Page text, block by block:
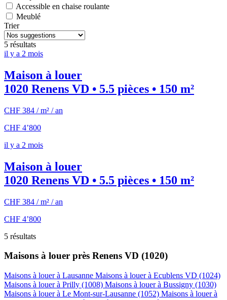
Accessible en chaise roulante
Meublé
Trier
5 résultats
il y a 2 mois
Maison à louer
1020 Renens VD • 5.5 pièces • 150 m²
CHF 384 / m² / an
CHF 4’800
il y a 2 mois
Maison à louer
1020 Renens VD • 5.5 pièces • 150 m²
CHF 384 / m² / an
CHF 4’800
5 résultats
Maisons à louer près Renens VD (1020)
Maisons à louer à Lausanne Maisons à louer à Ecublens VD (1024)
Maisons à louer à Prilly (1008) Maisons à louer à Bussigny (1030)
Maisons à louer à Le Mont-sur-Lausanne (1052) Maisons à louer à